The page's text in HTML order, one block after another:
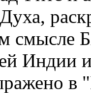
смысле
Индии
в